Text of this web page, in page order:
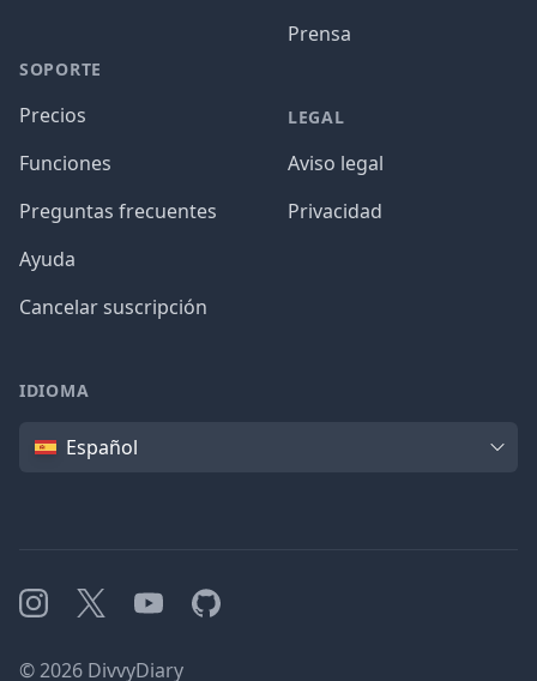
SOPORTE
Precios
Funciones
Preguntas frecuentes
Ayuda
Cancelar suscripción
Prensa
LEGAL
Aviso legal
Privacidad
IDIOMA
IdiomaEspañol
Instagram
X YouTubeGitHub
©2026 DivvyDiary